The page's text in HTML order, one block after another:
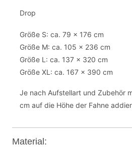
Drop
Größe S: ca. 79 x 176 cm
Größe M: ca. 105 x 236 cm
Größe L: ca. 137 x 320 cm
Größe XL: ca. 167 x 390 cm
Je nach Aufstellart und Zubehör
cm auf die Höhe der Fahne
Material: